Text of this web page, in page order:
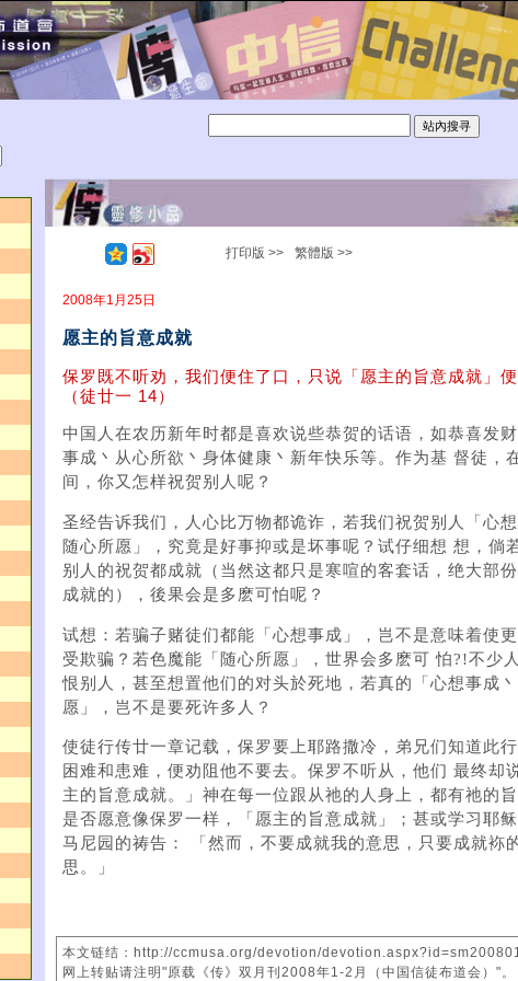
打印版 >> 繁體版 >>
2008年1月25日
愿主的旨意成就
保罗既不听劝，我们便住了口，只说「愿主的旨意成就」便
（徒廿一 14）
中国人在农历新年时都是喜欢说些恭贺的话语，如恭喜发
事成丶从心所欲丶身体健康丶新年快乐等。作为基 督徒，
间，你又怎样祝贺别人呢？
圣经告诉我们，人心比万物都诡诈，若我们祝贺别人「心想
随心所愿」，究竟是好事抑或是坏事呢？试仔细想 想，倘
别人的祝贺都成就（当然这都只是寒喧的客套话，绝大部
成就的），後果会是多麽可怕呢？
试想：若骗子赌徒们都能「心想事成」，岂不是意味着使更
受欺骗？若色魔能「随心所愿」，世界会多麽可 怕?!不少
恨别人，甚至想置他们的对头於死地，若真的「心想事成
愿」，岂不是要死许多人？
使徒行传廿一章记载，保罗要上耶路撒冷，弟兄们知道此行
困难和患难，便劝阻他不要去。保罗不听从，他们 最终却
主的旨意成就。」神在每一位跟从祂的人身上，都有祂的
是否愿意像保罗一样，「愿主的旨意成就」；甚或学习耶
马尼园的祷告： 「然而，不要成就我的意思，只要成就袮
思。」
本文链结：http://ccmusa.org/devotion/
网上转贴请注明"原载《传》双月刊2008年1-2月（中国信徒布道会）"。